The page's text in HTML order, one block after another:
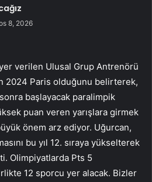
8, 2026
verilen Ulusal Grup Antrenörü
2024 Paris olduğunu belirterek,
başlayacak paralimpik
puan veren yarışlara girmek
önem arz ediyor. Uğurcan,
bu yıl 12. sıraya yükselterek
Olimpiyatlarda Pts 5
12 sporcu yer alacak. Bizler